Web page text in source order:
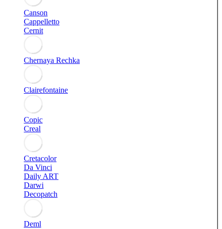
Canson
Cappelletto
Cernit
Chernaya Rechka
Clairefontaine
Copic
Creal
Cretacolor
Da Vinci
Daily ART
Darwi
Decopatch
Deml